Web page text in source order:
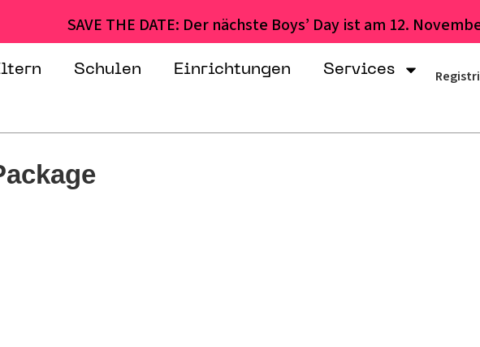
SAVE THE DATE: Der nächste Boys’ Day ist am 12.
Schulen Einrichtungen Services